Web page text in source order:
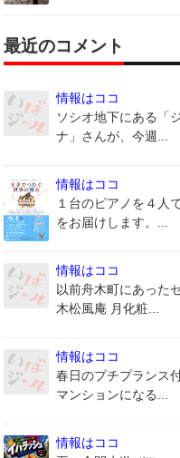
最近のコメント
情報はココ
ソシオ地下にある「
ナ」さんが、今週...
情報はココ
１台のピアノを４人
をお届けします。...
情報はココ
以前舟木町にあった
木松風庵 月化粧...
情報はココ
春日のプチプランス
マンションになる...
情報はココ